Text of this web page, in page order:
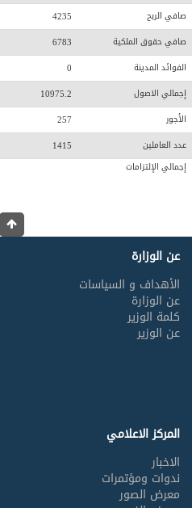
صافي الربح
صافي حقوق الملكية
الفوائد المدينة
إجمالي الاصول
الأجور
عدد العاملين
إجمالي الإلتزامات
4235
6783
0
10975.2
257
1415
عن الوزارة
الأهداف و السياسات
عن الوزارة
كلمة الوزير
عن الوزير
المركز الاعلامي
الاخبار
ندوات ومؤتمرات
معرض الصور